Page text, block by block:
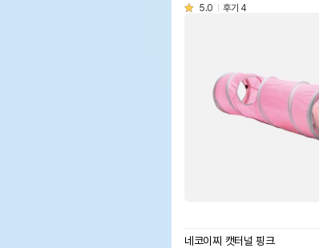
5.0
후기 4
네코이찌 캣터널 핑크